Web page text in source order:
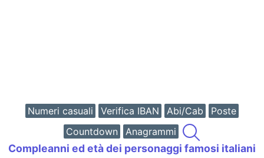
Numeri casuali Verifica IBAN Abi/Cab
Poste
Countdown
Anagrammi
Compleanni ed età dei personaggi famosi italiani